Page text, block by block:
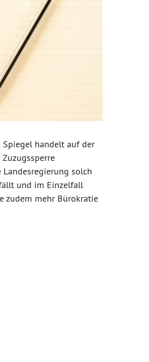
Spiegel handelt auf der
solch
und im Einzelfall
zudem mehr Bürokratie